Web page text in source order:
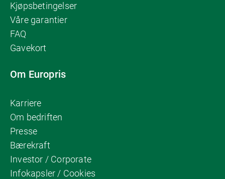
Kjøpsbetingelser
Våre garantier
FAQ
Gavekort
Om Europris
Karriere
Om bedriften
Presse
Bærekraft
Investor / Corporate
Infokapsler / Cookies